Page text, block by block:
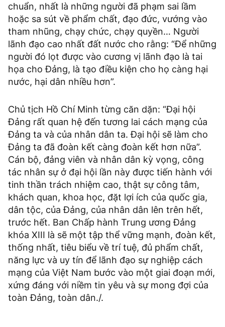
chuẩn, nhất là những người đã phạm sai lầm
hoặc sa sút về phẩm chất, đạo đức, vướng vào
tham nhũng, chạy chức, chạy quyền… Người
lãnh đạo cao nhất đất nước cho rằng: “Để những
người đó lọt được vào cương vị lãnh đạo là tai
họa cho Đảng, là tạo điều kiện cho họ càng hại
nước, hại dân nhiều hơn”.
Chủ tịch Hồ Chí Minh từng căn dặn: “Đại hội
Đảng rất quan hệ đến tương lai cách mạng của
Đảng ta và của nhân dân ta. Đại hội sẽ làm cho
Đảng ta đã đoàn kết càng đoàn kết hơn nữa”.
Cán bộ, đảng viên và nhân dân kỳ vọng, công
tác nhân sự ở đại hội lần này được tiến hành với
tinh thần trách nhiệm cao, thật sự công tâm,
khách quan, khoa học, đặt lợi ích của quốc gia,
dân tộc, của Đảng, của nhân dân lên trên hết,
trước hết. Ban Chấp hành Trung ương Đảng
khóa XIII là sẽ một tập thể vững mạnh, đoàn kết,
thống nhất, tiêu biểu về trí tuệ, đủ phẩm chất,
năng lực và uy tín để lãnh đạo sự nghiệp cách
mạng của Việt Nam bước vào một giai đoạn mới,
xứng đáng với niềm tin yêu và sự mong đợi của
toàn Đảng, toàn dân./.